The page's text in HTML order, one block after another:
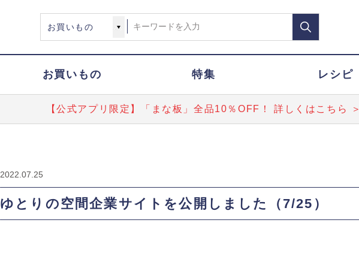
お買いもの 特集 レシピ
【公式アプリ限定】「まな板」全品10％OFF！ 詳しくはこちら ＞
2022.07.25
ゆとりの空間企業サイトを公開しました（7/25）